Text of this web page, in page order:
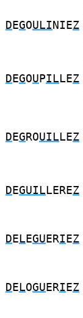
D EGOULI NIEZ
D EGOU PIL LEZ
D EG ROUIL LEZ
D EGUIL LEREZ
D E L EGU ERI EZ
D E LOGU ERI EZ